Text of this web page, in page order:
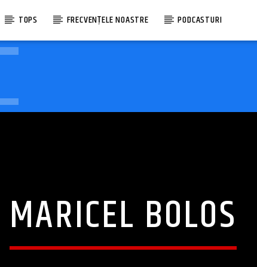
TOPS FRECVENȚELE NOASTRE PODCASTURI
MARICEL BOLOS